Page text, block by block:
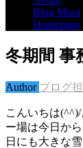
Blog Mura
Homepage
冬期間 事
Author ブログ
こんいちは
ー場は今日か
日にも大きな